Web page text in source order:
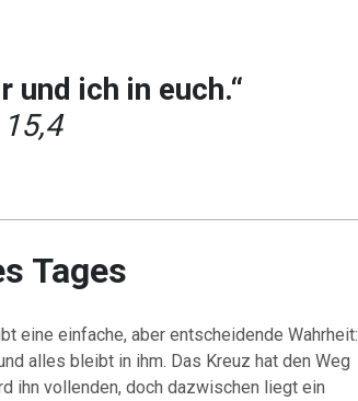
und ich in euch.“
Tages
eine einfache, aber entscheidende Wahrheit:
alles bleibt in ihm. Das Kreuz hat den Weg
ihn vollenden, doch dazwischen liegt ein